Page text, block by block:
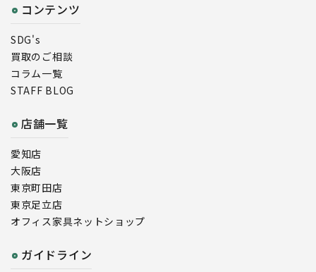
コンテンツ
SDG's
買取のご相談
コラム一覧
STAFF BLOG
店舗一覧
愛知店
大阪店
東京町田店
東京足立店
オフィス家具ネットショップ
ガイドライン